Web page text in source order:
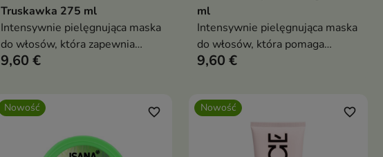
Truskawka 275 ml
Intensywnie pielęgnująca maska
do włosów, która zapewnia
pasmom odpowiednią dawkę
9,60 €
ml
Intensywnie pielęgnująca maska
do włosów, która pomaga
przywrócić pasmom miękkość,
9,60 €
Nowość favorite_border Nowość favorite_border